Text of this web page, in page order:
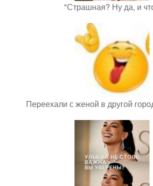
"Страшная? Ну да, и
Переехали с женой в другой